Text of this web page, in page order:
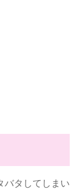
バタしてしまい